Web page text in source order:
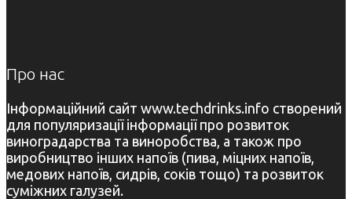
Про нас
Інформаційний сайт www.techdrinks.info створений
для популяризації інформації про розвиток
виноградарства та виноробства, а також про
виробництво інших напоїв (пива, міцних напоїв,
медових напоїв, сидрів, соків тощо) та розвиток
суміжних галузей.